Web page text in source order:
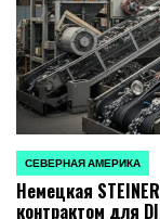
ОПУБЛИКОВАНО
В
СЕВЕРНАЯ АМЕРИКА
Немецкая
контрактом для